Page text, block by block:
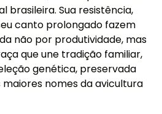
brasileira. Sua resistência,
canto prolongado fazem
não por produtividade, mas
que une tradição familiar,
genética, preservada
nomes da avicultura